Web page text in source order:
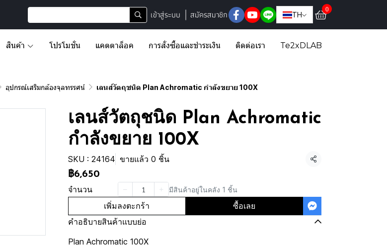
เข้าสู่ระบบ สมัครสมาชิก TH
0
สินค้า โปรโมชั่น แคตตาล็อค การสั่งซื้อและชำระเงิน ติดต่อเรา Te2xDLAB
อุปกรณ์เสริมกล้องจุลทรรศน์ เลนส์วัตถุชนิด Plan Achromatic กำลังขยาย 100X
เลนส์วัตถุชนิด Plan Achromatic
กำลังขยาย 100X
SKU : 24164 ขายแล้ว 0 ชิ้น
แชร์
฿6,650
จำนวน
มีสินค้าอยู่ในคลัง 1 ชิ้น
เพิ่มลงตะกร้า
ซื้อเลย
คำอธิบายสินค้าแบบย่อ
Plan Achromatic 100X